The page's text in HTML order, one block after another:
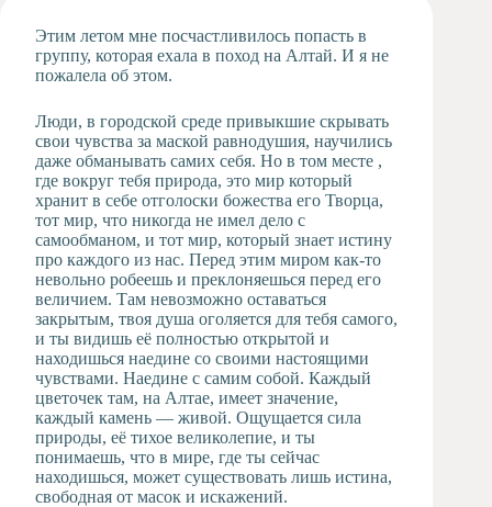
студия
Музыкальное
Психологическая
Служба
Тьюторская
служба
Этим летом мне посчастливилось попасть в
группу, которая ехала в поход на Алтай. И я не
пожалела об этом.
Люди, в городской среде привыкшие скрывать
свои чувства за маской равнодушия, научились
даже обманывать самих себя. Но в том месте ,
где вокруг тебя природа, это мир который
хранит в себе отголоски божества его Творца,
тот мир, что никогда не имел дело с
самообманом, и тот мир, который знает истину
про каждого из нас. Перед этим миром как-то
невольно робеешь и преклоняешься перед его
величием. Там невозможно оставаться
закрытым, твоя душа оголяется для тебя самого,
и ты видишь её полностью открытой и
находишься наедине со своими настоящими
чувствами. Наедине с самим собой. Каждый
цветочек там, на Алтае, имеет значение,
каждый камень — живой. Ощущается сила
природы, её тихое великолепие, и ты
понимаешь, что в мире, где ты сейчас
находишься, может существовать лишь истина,
свободная от масок и искажений.